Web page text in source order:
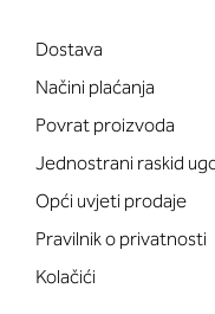
Dostava
Načini plaćanja
Povrat proizvoda
Jednostrani raskid
Opći uvjeti prodaje
Pravilnik o privatnosti
Kolačići